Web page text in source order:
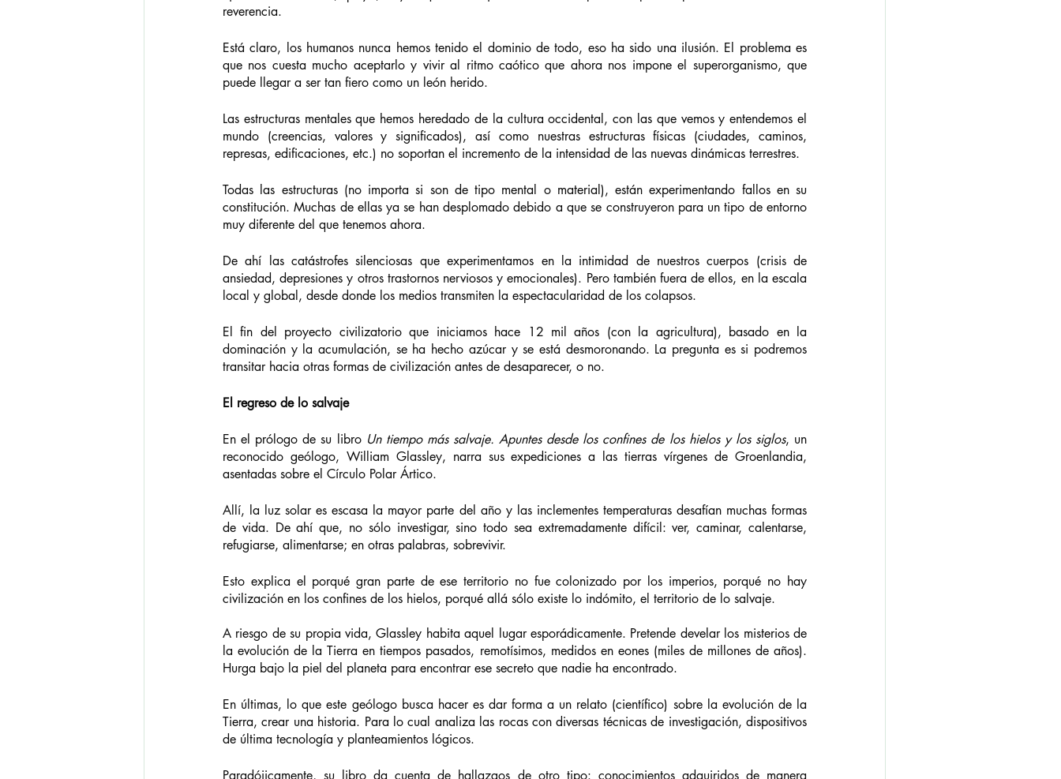
reverencia.
Está claro, los humanos nunca hemos tenido el dominio de todo, eso ha sido una ilusión. El problema es
que nos cuesta mucho aceptarlo y vivir al ritmo caótico que ahora nos impone el superorganismo, que
puede llegar a ser tan fiero como un león herido.
Las estructuras mentales que hemos heredado de la cultura occidental, con las que vemos y entendemos el
mundo (creencias, valores y significados), así como nuestras estructuras físicas (ciudades, caminos,
represas, edificaciones, etc.) no soportan el incremento de la intensidad de las nuevas dinámicas terrestres.
Todas las estructuras (no importa si son de tipo mental o material), están experimentando fallos en su
constitución. Muchas de ellas ya se han desplomado debido a que se construyeron para un tipo de entorno
muy diferente del que tenemos ahora.
De ahí las catástrofes silenciosas que experimentamos en la intimidad de nuestros cuerpos (crisis de
ansiedad, depresiones y otros trastornos nerviosos y emocionales). Pero también fuera de ellos, en la escala
local y global, desde donde los medios transmiten la espectacularidad de los colapsos.
El fin del proyecto civilizatorio que iniciamos hace 12 mil años (con la agricultura), basado en la
dominación y la acumulación, se ha hecho azúcar y se está desmoronando. La pregunta es si podremos
transitar hacia otras formas de civilización antes de desaparecer, o no.
El regreso de lo salvaje
En el prólogo de su libro Un tiempo más salvaje. Apuntes desde los confines de los hielos y los siglos, un
reconocido geólogo, William Glassley, narra sus expediciones a las tierras vírgenes de Groenlandia,
asentadas sobre el Círculo Polar Ártico.
Allí, la luz solar es escasa la mayor parte del año y las inclementes temperaturas desafían muchas formas
de vida. De ahí que, no sólo investigar, sino todo sea extremadamente difícil: ver, caminar, calentarse,
refugiarse, alimentarse; en otras palabras, sobrevivir.
Esto explica el porqué gran parte de ese territorio no fue colonizado por los imperios, porqué no hay
civilización en los confines de los hielos, porqué allá sólo existe lo indómito, el territorio de lo salvaje.
A riesgo de su propia vida, Glassley habita aquel lugar esporádicamente. Pretende develar los misterios de
la evolución de la Tierra en tiempos pasados, remotísimos, medidos en eones (miles de millones de años).
Hurga bajo la piel del planeta para encontrar ese secreto que nadie ha encontrado.
En últimas, lo que este geólogo busca hacer es dar forma a un relato (científico) sobre la evolución de la
Tierra, crear una historia. Para lo cual analiza las rocas con diversas técnicas de investigación, dispositivos
de última tecnología y planteamientos lógicos.
Paradójicamente, su libro da cuenta de hallazgos de otro tipo: conocimientos adquiridos de manera